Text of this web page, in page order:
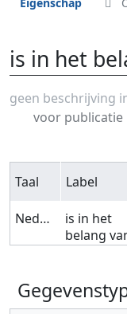
is in het
Ga naar:navigatie,
geen beschrijving
voor publicatie
Taal Label
Nederlands
is in het
belang